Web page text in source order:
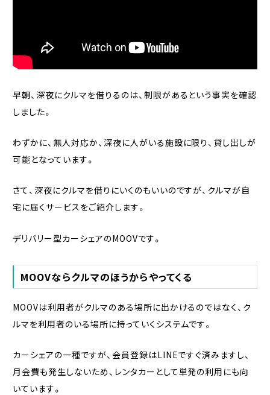
早朝、深夜にクルマを借りるのは、制限があるという事実を確認
しました。
わずかに、無人対応か、深夜に人がいる施設に限り、貸し出しが
可能となっています。
さて、深夜にクルマを借りにいくのもいいのですが、クルマが自
宅に届くサービスをご紹介します。
デリバリー型カーシェアのMOOVです。
MOOVならクルマのほうからやってくる
MOOVは利用者がクルマのある場所に出かけるのではなく、ク
ルマを利用者のいる場所に持っていくシステムです。
カーシェアの一種ですが、会員登録はLINEですぐ済みますし、
月会費も発生しないため、レンタカーとして単発の利用にも向
いています。